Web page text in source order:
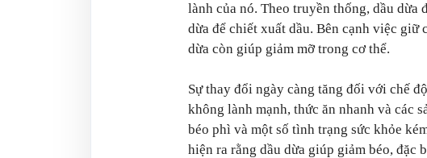
lành của nó. Theo truyền thống, dầu dừa
dừa để chiết xuất dầu. Bên cạnh việc giữ
dừa còn giúp giảm mỡ trong cơ thể.
Sự thay đổi ngày càng tăng đối với chế
không lành mạnh, thức ăn nhanh và các
béo phì và một số tình trạng sức khỏe
hiện ra rằng dầu dừa giúp giảm béo, đặc